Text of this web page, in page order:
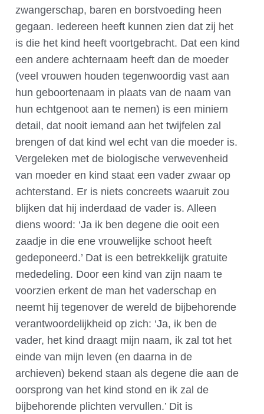
zwangerschap, baren en borstvoeding heen
gegaan. Iedereen heeft kunnen zien dat zij het
is die het kind heeft voortgebracht. Dat een kind
een andere achternaam heeft dan de moeder
(veel vrouwen houden tegenwoordig vast aan
hun geboortenaam in plaats van de naam van
hun echtgenoot aan te nemen) is een miniem
detail, dat nooit iemand aan het twijfelen zal
brengen of dat kind wel echt van die moeder is.
Vergeleken met de biologische verwevenheid
van moeder en kind staat een vader zwaar op
achterstand. Er is niets concreets waaruit zou
blijken dat hij inderdaad de vader is. Alleen
diens woord: ‘Ja ik ben degene die ooit een
zaadje in die ene vrouwelijke schoot heeft
gedeponeerd.’ Dat is een betrekkelijk gratuite
mededeling. Door een kind van zijn naam te
voorzien erkent de man het vaderschap en
neemt hij tegenover de wereld de bijbehorende
verantwoordelijkheid op zich: ‘Ja, ik ben de
vader, het kind draagt mijn naam, ik zal tot het
einde van mijn leven (en daarna in de
archieven) bekend staan als degene die aan de
oorsprong van het kind stond en ik zal de
bijbehorende plichten vervullen.’ Dit is